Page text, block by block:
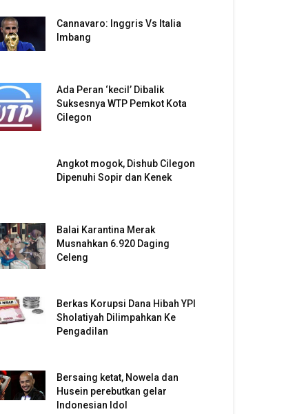
Cannavaro: Inggris Vs Italia
Imbang
Ada Peran ‘kecil’ Dibalik
Suksesnya WTP Pemkot Kota
Cilegon
Angkot mogok, Dishub Cilegon
Dipenuhi Sopir dan Kenek
Balai Karantina Merak
Musnahkan 6.920 Daging
Celeng
Berkas Korupsi Dana Hibah YPI
Sholatiyah Dilimpahkan Ke
Pengadilan
Bersaing ketat, Nowela dan
Husein perebutkan gelar
Indonesian Idol